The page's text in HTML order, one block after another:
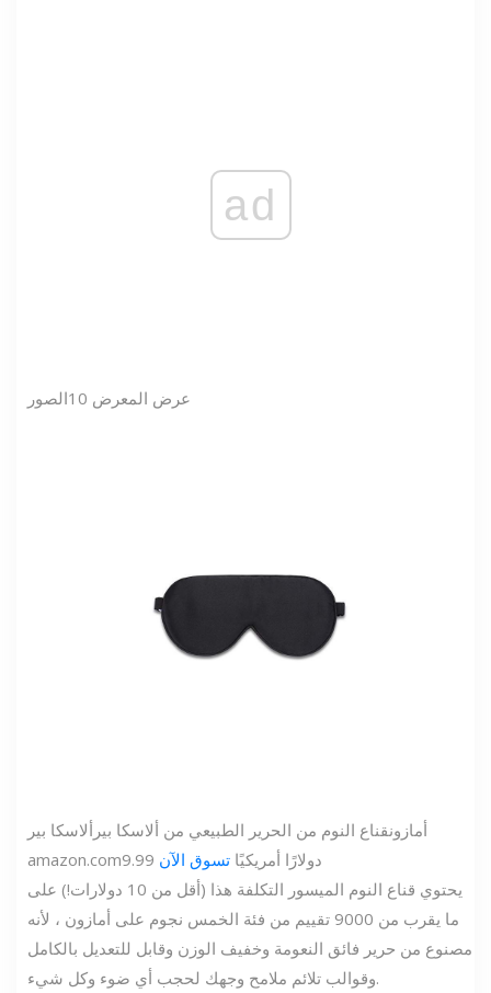
ad
عرض المعرض 10الصور
أمازونقناع النوم من الحرير الطبيعي من ألاسكا بير ألاسكا بير
amazon.com
9.99 دولارًا أمريكيًا تسوق الآن
يحتوي قناع النوم الميسور التكلفة هذا (أقل من 10 دولارات!) على
ما يقرب من 9000 تقييم من فئة الخمس نجوم على أمازون ، لأنه
مصنوع من حرير فائق النعومة وخفيف الوزن وقابل للتعديل بالكامل
وقوالب تلائم ملامح وجهك لحجب أي ضوء وكل شيء.